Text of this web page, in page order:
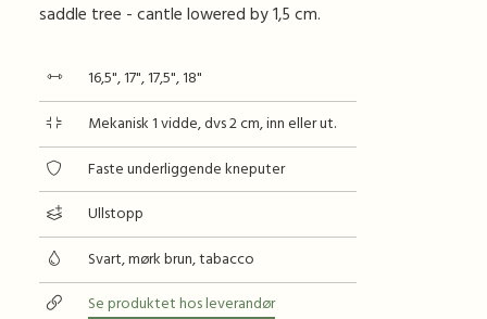
saddle tree - cantle lowered by 1,5 cm.
16,5", 17", 17,5", 18"
Mekanisk 1 vidde, dvs 2 cm, inn eller ut.
Faste underliggende kneputer
Ullstopp
Svart, mørk brun, tabacco
Se produktet hos leverandør